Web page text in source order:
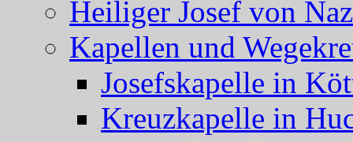
Heiliger Josef von
Kapellen und
Josefskapelle in
Kreuzkapelle in